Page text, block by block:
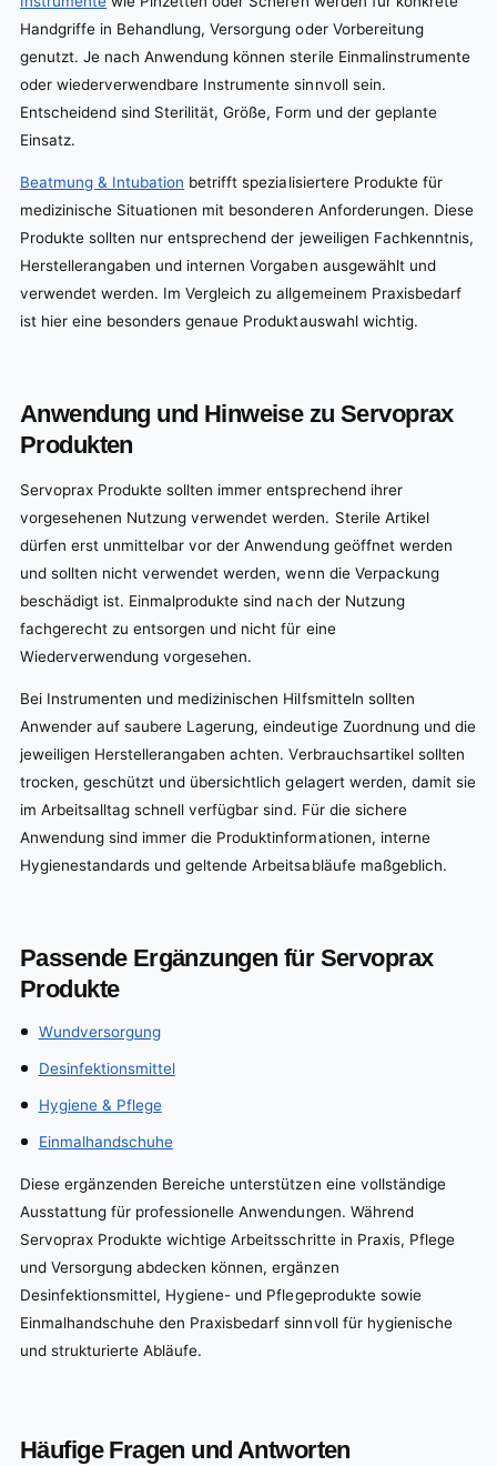
Handgriffe in Behandlung, Versorgung oder Vorbereitung
genutzt. Je nach Anwendung können sterile Einmalinstrumente
oder wiederverwendbare Instrumente sinnvoll sein.
Entscheidend sind Sterilität, Größe, Form und der geplante
Einsatz.
Beatmung & Intubation betrifft spezialisiertere Produkte für
medizinische Situationen mit besonderen Anforderungen. Diese
Produkte sollten nur entsprechend der jeweiligen Fachkenntnis,
Herstellerangaben und internen Vorgaben ausgewählt und
verwendet werden. Im Vergleich zu allgemeinem Praxisbedarf
ist hier eine besonders genaue Produktauswahl wichtig.
Anwendung und Hinweise zu Servoprax
Produkten
Servoprax Produkte sollten immer entsprechend ihrer
vorgesehenen Nutzung verwendet werden. Sterile Artikel
dürfen erst unmittelbar vor der Anwendung geöffnet werden
und sollten nicht verwendet werden, wenn die Verpackung
beschädigt ist. Einmalprodukte sind nach der Nutzung
fachgerecht zu entsorgen und nicht für eine
Wiederverwendung vorgesehen.
Bei Instrumenten und medizinischen Hilfsmitteln sollten
Anwender auf saubere Lagerung, eindeutige Zuordnung und die
jeweiligen Herstellerangaben achten. Verbrauchsartikel sollten
trocken, geschützt und übersichtlich gelagert werden, damit sie
im Arbeitsalltag schnell verfügbar sind. Für die sichere
Anwendung sind immer die Produktinformationen, interne
Hygienestandards und geltende Arbeitsabläufe maßgeblich.
Passende Ergänzungen für Servoprax
Produkte
Wundversorgung
Desinfektionsmittel
Hygiene & Pflege
Einmalhandschuhe
Diese ergänzenden Bereiche unterstützen eine vollständige
Ausstattung für professionelle Anwendungen. Während
Servoprax Produkte wichtige Arbeitsschritte in Praxis, Pflege
und Versorgung abdecken können, ergänzen
Desinfektionsmittel, Hygiene- und Pflegeprodukte sowie
Einmalhandschuhe den Praxisbedarf sinnvoll für hygienische
und strukturierte Abläufe.
Häufige Fragen und Antworten